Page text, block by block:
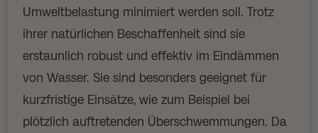
Umweltbelastung minimiert werden soll. Trotz
ihrer natürlichen Beschaffenheit sind sie
erstaunlich robust und effektiv im Eindämmen
von Wasser. Sie sind besonders geeignet für
kurzfristige Einsätze, wie zum Beispiel bei
plötzlich auftretenden Überschwemmungen. Da